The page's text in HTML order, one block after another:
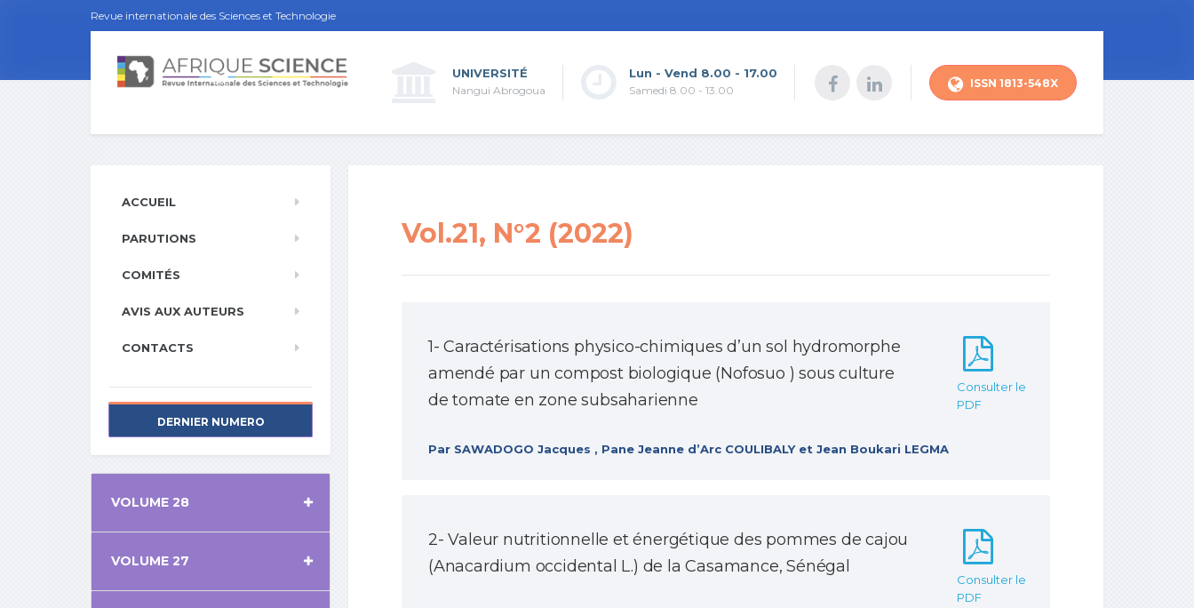
Revue internationale des Sciences et Technologie
UNIVERSITÉ
Nangui Abrogoua
Lun - Vend 8.00 - 17.00
Samedi 8.00 - 13.00
ISSN 1813-548X
Vol.21, N°2 (2022)
1- Caractérisations physico-chimiques d’un sol hydromorphe
amendé par un compost biologique (Nofosuo ) sous culture
de tomate en zone subsaharienne
Consulter le
PDF
Par SAWADOGO Jacques , Pane Jeanne d’Arc COULIBALY et Jean Boukari LEGMA
2- Valeur nutritionnelle et énergétique des pommes de cajou
(Anacardium occidental L.) de la Casamance, Sénégal
Consulter le
PDF
ACCUEIL
PARUTIONS
COMITÉS
AVIS AUX AUTEURS
CONTACTS
DERNIER NUMERO
VOLUME 28
VOLUME 27